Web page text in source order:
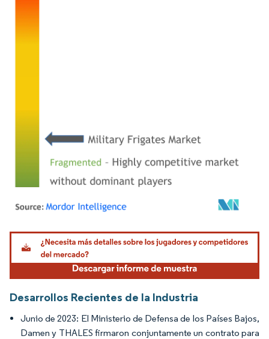
Imagen © Mordor Intelligence. El uso requiere atribución según CC BY 4.0.
Desarrollos Recientes de la Industria
Junio de 2023: El Ministerio de Defensa de los Países Bajos,
Damen y THALES firmaron conjuntamente un contrato para